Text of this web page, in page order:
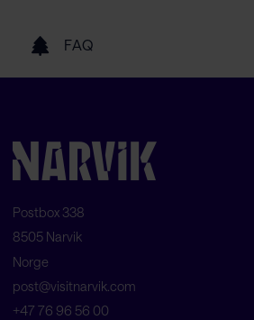
FAQ
Postbox 338
8505 Narvik
Norge
post@visitnarvik.com
+47 76 96 56 00